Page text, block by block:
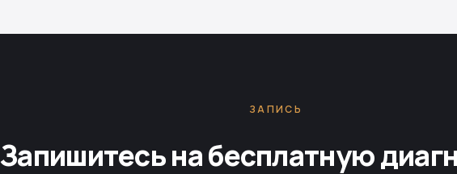
ЗАПИСЬ
Запишитесь на бесплатную